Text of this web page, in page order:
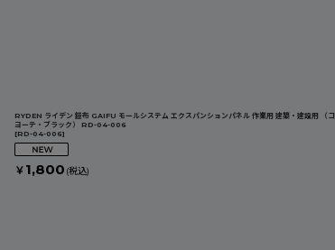
RYDEN ライデン 鎧布 GAIFU モールシステム エクスパンションパネル 作業用 建築・建設用 （コ
ヨーテ・ブラック） RD-04-006
[RD-04-006]
￥ 1,800 (税込)